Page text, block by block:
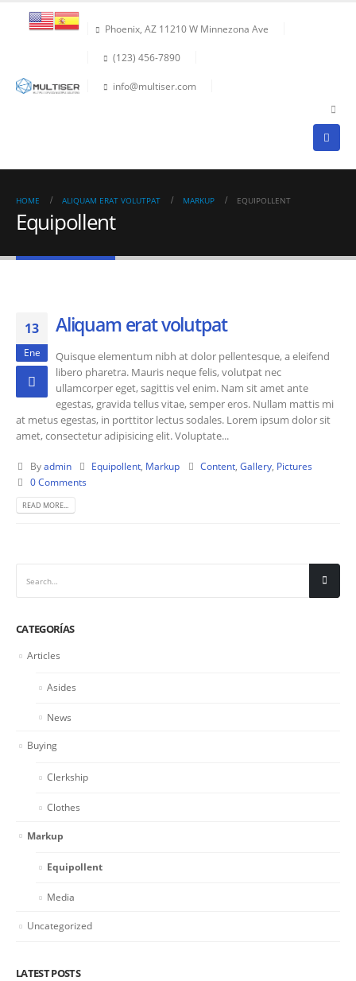
Phoenix, AZ 11210 W Minnezona Ave
(123) 456-7890
info@multiser.com
HOME ALIQUAM ERAT VOLUTPAT MARKUP EQUIPOLLENT
Equipollent
13
Ene
Aliquam erat volutpat
Quisque elementum nibh at dolor pellentesque, a eleifend
libero pharetra. Mauris neque felis, volutpat nec
ullamcorper eget, sagittis vel enim. Nam sit amet ante
egestas, gravida tellus vitae, semper eros. Nullam mattis mi
at metus egestas, in porttitor lectus sodales. Lorem ipsum dolor sit
amet, consectetur adipisicing elit. Voluptate...
Byadmin Equipollent, Markup Content,Gallery, Pictures
0 Comments
READ MORE...
CATEGORÍAS
Articles
Asides
News
Buying
Clerkship
Clothes
Markup
Equipollent
Media
Uncategorized
LATEST POSTS